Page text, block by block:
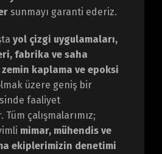
sunmayı garanti ederiz.
yol çizgi uygulamaları,
fabrika ve saha
kaplama ve epoksi
üzere geniş bir
faaliyet
çalışmalarımız;
mimar, mühendis ve
ekiplerimizin denetimi